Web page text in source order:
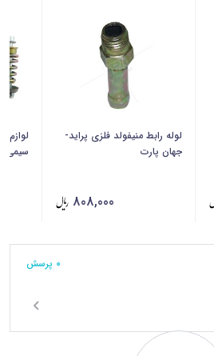
لوله رابط منیفولد فلزی پراید-
جهان پارت
808,000
سیمی TEKSIN-کونکس
0 پرسش‌